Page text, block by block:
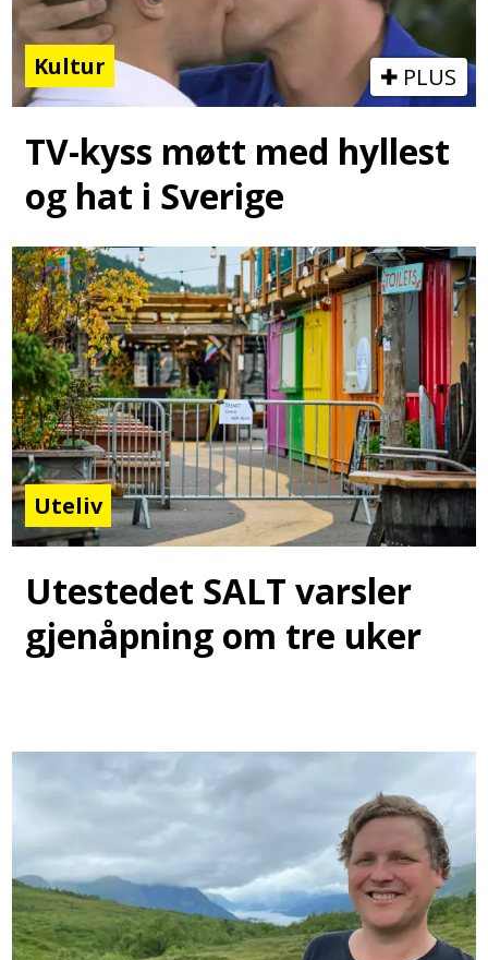
Kultur PLUS
TV-kyss møtt med hyllest
og hat i Sverige
Uteliv
Utestedet SALT varsler
gjenåpning om tre uker